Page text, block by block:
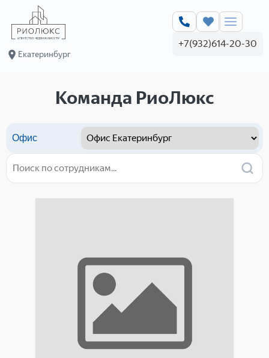
Екатеринбург
+7(932)614-20-30
Команда РиоЛюкс
Офис